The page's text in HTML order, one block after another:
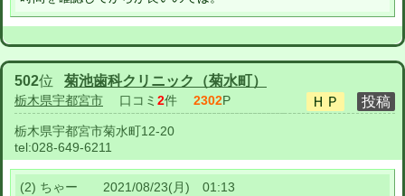
502位 菊池歯科クリニック（菊水町）
栃木県宇都宮市 口コミ 2件 2302P
栃木県宇都宮市菊水町12-20
tel:028-649-6211
(2) ちゃー 2021/08/23(月) 01:13